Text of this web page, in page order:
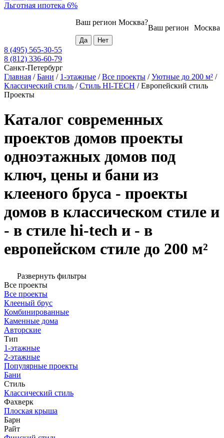
Льготная ипотека 6%
Москва
Ваш регион
Ваш регион Москва?
8 (495) 565-30-55
8 (812) 336-60-79
Санкт-Петербург
Главная /Бани / 1-этажные /Все проекты /Уютные до 200 м² /
Классический стиль /Стиль HI-TECH /Европейский стиль
Проекты
Каталог современных
проектов домов проекты
одноэтажных домов под
ключ, цены и бани из
клееного бруса - проекты
домов в классическом стиле и
- в стиле hi-tech и - в
европейском стиле до 200 м²
Развернуть фильтры
Все проекты
Все проекты
Клееный брус
Комбинированные
Каменные дома
Авторские
Тип
1-этажные
2-этажные
Популярные проекты
Бани
Стиль
Классический стиль
Фахверк
Плоская крыша
Барн
Райт